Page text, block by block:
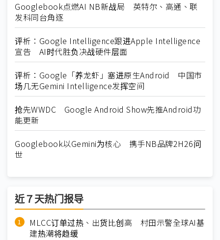
Googlebook点燃AI NB新战局 英特尔、高通、联
发科同台角逐
评析：Google Intelligence跟进Apple Intelligence
宣告 AI时代胜负决战硬件层面
评析：Google「养龙虾」塞进原生Android 中国市
场几无Gemini Intelligence发挥空间
抢先WWDC Google Android Show先推Android功
能更新
Googlebook以Gemini为核心 携手NB品牌2H26问
世
近７天热门报导
MLCC订单过热、出货比创高 村田示警全球AI基
建热潮将趋缓